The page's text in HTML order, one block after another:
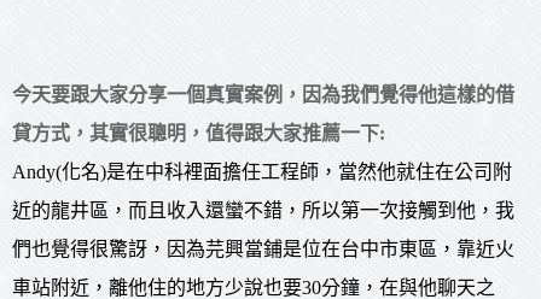
今天要跟大家分享一個真實案例，因為我們覺得他這樣的借
貸方式，其實很聰明，值得跟大家推薦一下:
Andy(化名)是在中科裡面擔任工程師，當然他就住在公司附
近的龍井區，而且收入還蠻不錯，所以第一次接觸到他，我
們也覺得很驚訝，因為芫興當鋪是位在台中市東區，靠近火
車站附近，離他住的地方少說也要30分鐘，在與他聊天之